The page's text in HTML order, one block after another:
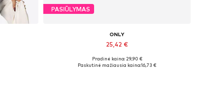
PASIŪLYMAS
ONLY
25,42 €
Yra daugybė dydžių
Pradinė kaina: 29,90 €
Paskutinė mažiausia kaina:16,73 €